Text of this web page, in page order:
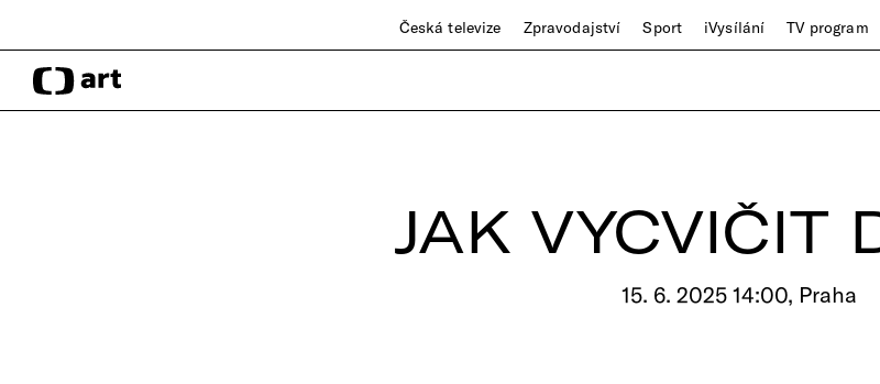
Česká televize Zpravodajství Sport iVysílání TV program
JAK VYCVIČIT
15. 6. 2025 14:00, Praha